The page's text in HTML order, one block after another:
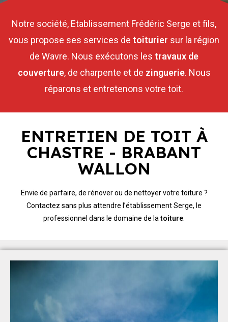
Notre société, Etablissement Frédéric Serge et fils,
vous propose ses services de toiturier sur la région
de Wavre. Nous exécutons les travaux de
couverture, de charpente et de zinguerie. Nous
réparons et entretenons votre toit.
ENTRETIEN DE TOIT À
CHASTRE - BRABANT
WALLON
Envie de parfaire, de rénover ou de nettoyer votre toiture ?
Contactez sans plus attendre l’établissement Serge, le
professionnel dans le domaine de latoiture.